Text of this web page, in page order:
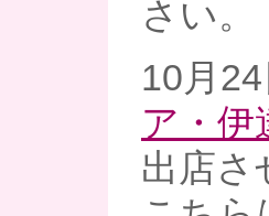
さい。
10月24
ア・伊
出店さ